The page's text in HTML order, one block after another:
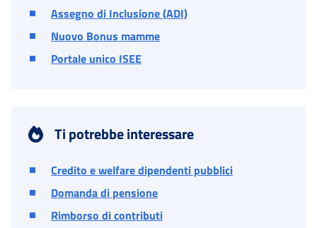
Assegno di Inclusione (ADI)
Nuovo Bonus mamme
Portale unico ISEE
Ti potrebbe interessare
Credito e welfare dipendenti pubblici
Domanda di pensione
Rimborso di contributi